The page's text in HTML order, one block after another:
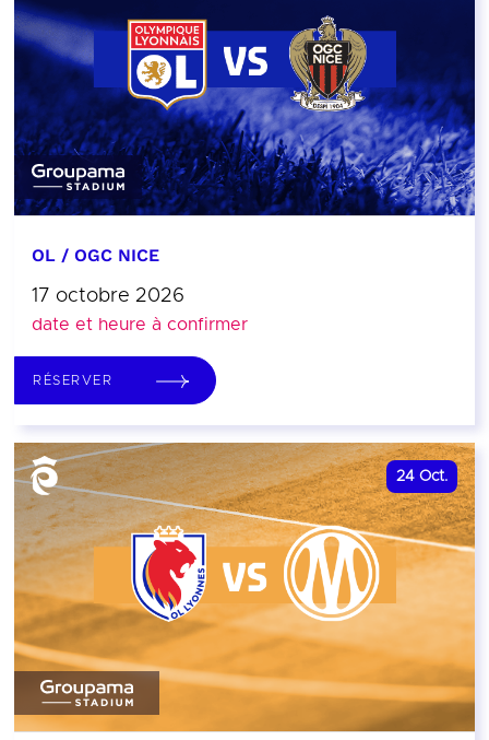
OL / OGC NICE
17 octobre 2026
date et heure à confirmer
RÉSERVER
24 Oct.